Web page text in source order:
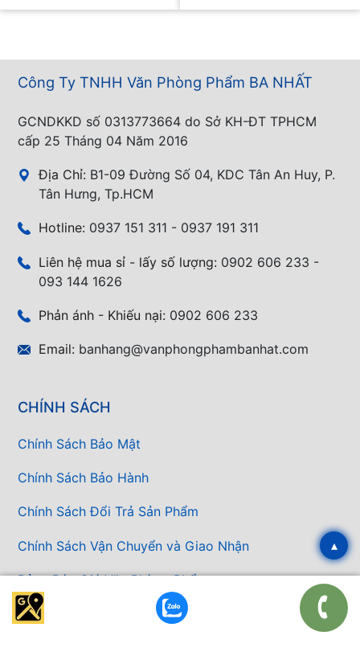
Công Ty TNHH Văn Phòng Phẩm BA NHẤT
GCNDKKD số 0313773664 do Sở KH-ĐT TPHCM
cấp 25 Tháng 04 Năm 2016
Địa Chỉ: B1-09 Đường Số 04, KDC Tân An Huy, P.
Tân Hưng, Tp.HCM
Hotline: 0937 151 311 - 0937 191 311
Liên hệ mua sỉ - lấy số lượng: 0902 606 233 -
093 144 1626
Phản ánh - Khiếu nại: 0902 606 233
Email: banhang@vanphongphambanhat.com
CHÍNH SÁCH
Chính Sách Bảo Mật
Chính Sách Bảo Hành
Chính Sách Đổi Trả Sản Phẩm
Chính Sách Vận Chuyển và Giao Nhận
Bảng Báo Giá Văn Phòng Phẩm
Báo giá nhanh
▴